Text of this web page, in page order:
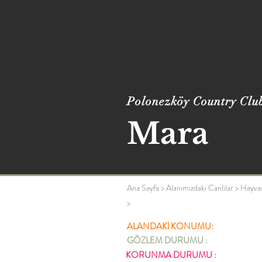
Polonezköy Country
Mara
Ana Sayfa >Alanımızdaki Canlılar>
>
ALANDAKİ KONUMU:
GÖZLEM DURUMU :
KORUNMA DURUMU :